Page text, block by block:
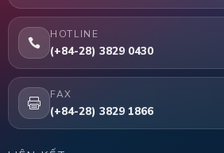
HOTLINE
(+84-28) 3829 0430
FAX
(+84-28) 3829 1866